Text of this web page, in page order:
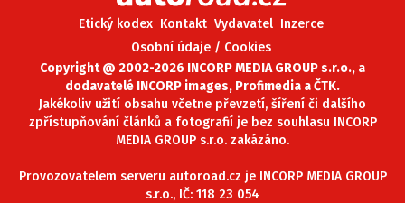
Etický kodex Kontakt Vydavatel Inzerce
Osobní údaje / Cookies
Copyright @ 2002-2026 INCORP MEDIA GROUP s.r.o., a
dodavatelé INCORP images, Profimedia a ČTK.
Jakékoliv užití obsahu včetne převzetí, šíření či dalšího
zpřístupňování článků a fotografií je bez souhlasu INCORP
MEDIA GROUP s.r.o. zakázáno.
Provozovatelem serveru autoroad.cz je INCORP MEDIA GROUP
s.r.o., IČ: 118 23 054